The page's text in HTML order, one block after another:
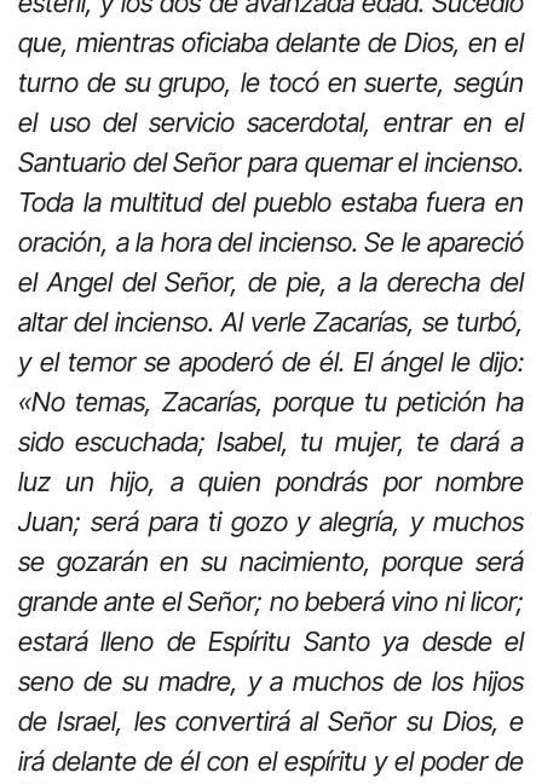
que, mientras oficiaba delante de Dios, en el
turno de su grupo, le tocó en suerte, según
el uso del servicio sacerdotal, entrar en el
Santuario del Señor para quemar el incienso.
Toda la multitud del pueblo estaba fuera en
oración, a la hora del incienso. Se le apareció
el Angel del Señor, de pie, a la derecha del
altar del incienso. Al verle Zacarías, se turbó,
y el temor se apoderó de él. El ángel le dijo:
«No temas, Zacarías, porque tu petición ha
sido escuchada; Isabel, tu mujer, te dará a
luz un hijo, a quien pondrás por nombre
Juan; será para ti gozo y alegría, y muchos
se gozarán en su nacimiento, porque será
grande ante el Señor; no beberá vino ni licor;
estará lleno de Espíritu Santo ya desde el
seno de su madre, y a muchos de los hijos
de Israel, les convertirá al Señor su Dios, e
irá delante de él con el espíritu y el poder de